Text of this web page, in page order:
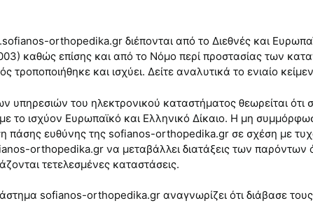
orthopedika.gr διέπονται από το Διεθνές και
καθώς επίσης και από το Νόμο περί προστασίας των
και ισχύει. Δείτε αναλυτικά το ενιαίο
υπηρεσιών του ηλεκτρονικού καταστήματος θεωρείται ότι
το ισχύον Ευρωπαϊκό και Ελληνικό Δίκαιο. Η μη
πάσης ευθύνης της sofianos-orthopedika.gr σε σχέση με
orthopedika.gr να μεταβάλλει διατάξεις των
τετελεσμένες καταστάσεις.
sofianos-orthopedika.gr αναγνωρίζει ότι διάβασε